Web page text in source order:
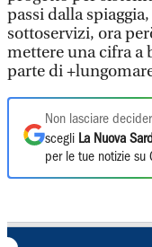
passi dalla
sottoservizi, ora
mettere una cifra a
parte di
Non lasciare
scegli La Nuova
per le tue notizie su